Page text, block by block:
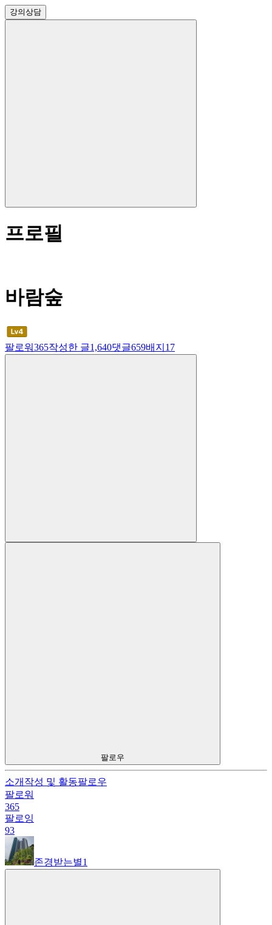
강의상담
프로필
바람숲
팔로워365작성한 글1,640댓글659배지 17
팔로우
소개 작성 및 활동팔로우
팔로워
365
팔로잉
93
존경받는별1